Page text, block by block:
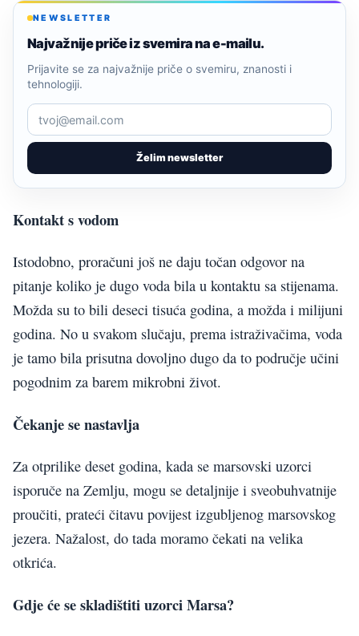
NEWSLETTER
Najvažnije priče iz svemira na e-mailu.
Želim newsletter
Prijavite se za najvažnije priče o svemiru, znanosti i
tehnologiji.
Kontakt s vodom
Istodobno, proračuni još ne daju točan odgovor na
pitanje koliko je dugo voda bila u kontaktu sa stijenama.
Možda su to bili deseci tisuća godina, a možda i milijuni
godina. No u svakom slučaju, prema istraživačima, voda
je tamo bila prisutna dovoljno dugo da to područje učini
pogodnim za barem mikrobni život.
Čekanje se nastavlja
Za otprilike deset godina, kada se marsovski uzorci
isporuče na Zemlju, mogu se detaljnije i sveobuhvatnije
proučiti, prateći čitavu povijest izgubljenog marsovskog
jezera. Nažalost, do tada moramo čekati na velika
otkrića.
Gdje će se skladištiti uzorci Marsa?